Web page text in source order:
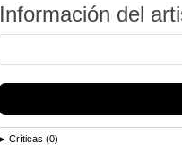
Información del
Críticas (0)